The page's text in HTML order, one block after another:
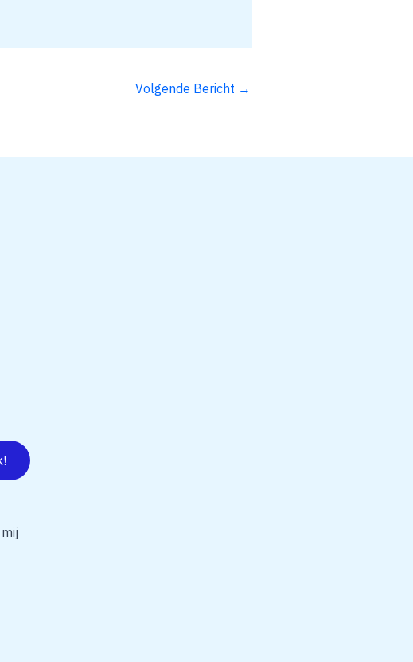
Volgende Bericht →